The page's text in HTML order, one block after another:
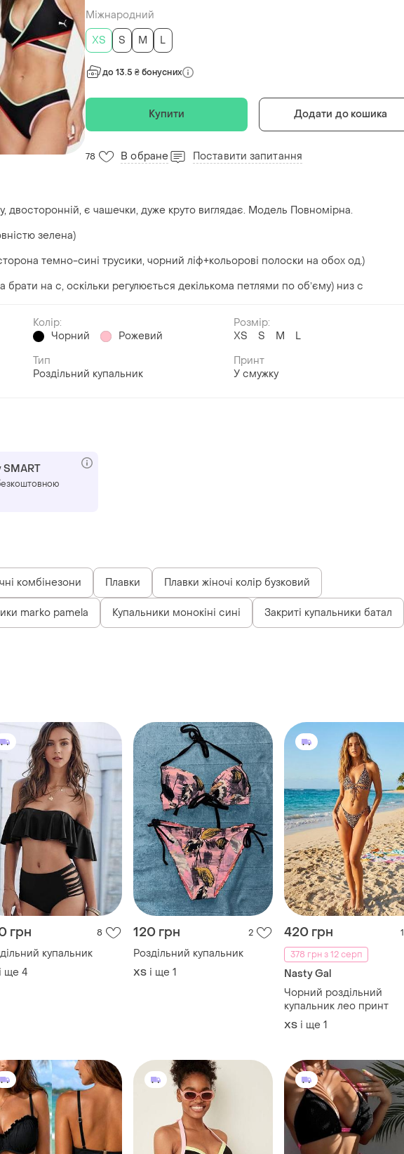
Міжнародний
ХS
S M L
до 13.5 ₴ бонусних
Купити Додати до кошика
78 В обране Поставити запитання
двосторонній, є чашечки, дуже круто виглядає. Модель Повномірна.
зелена)
темно-сині трусики, чорний ліф+кольорові полоски на обох од.)
на с, оскільки регулюється декількома петлями по обʼєму) низ с
Колір:
Чорний
Рожевий
Розмір:
ХS
S M
L
Тип
Роздільний купальник
Принт
У смужку
комбінезони Плавки Плавки жіночі колір бузковий
marko pamela Купальники монокіні сині Закриті купальники батал
грн 8
купальник
і ще 4
120 грн 2
Роздільний купальник
ХS і ще 1
420 грн
1
378 грн з 12 серп
Nasty Gal
Чорний роздільний
купальник лео принт
ХS і ще 1